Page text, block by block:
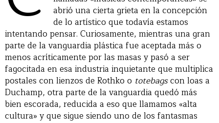
abrió una cierta grieta en la concepción
de lo artístico que todavía estamos
intentando pensar. Curiosamente, mientras una gran
parte de la vanguardia plástica fue aceptada más o
menos acríticamente por las masas y pasó a ser
fagocitada en esa industria inquietante que multiplica
postales con lienzos de Rothko o totebagscon loas a
Duchamp, otra parte de la vanguardia quedó más
bien escorada, reducida a eso que llamamos «alta
cultura» y que sigue siendo uno de los fantasmas